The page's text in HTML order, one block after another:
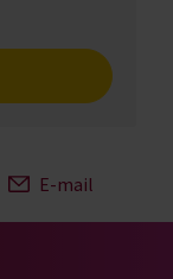
E-mail